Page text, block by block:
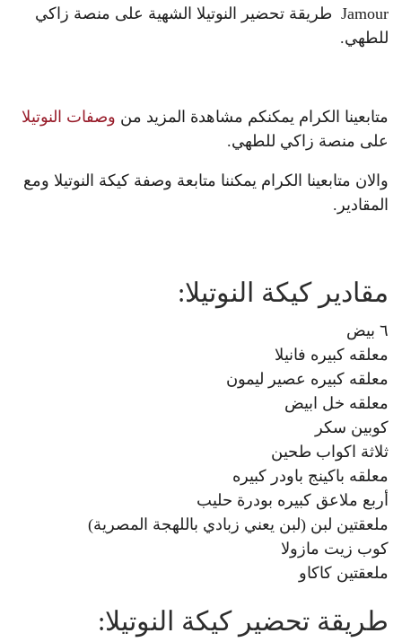
Jamour طريقة تحضير النوتيلا الشهية على منصة زاكي
للطهي.
متابعينا الكرام يمكنكم مشاهدة المزيد من وصفات النوتيلا
على منصة زاكي للطهي.
والان متابعينا الكرام يمكننا متابعة وصفة كيكة النوتيلا ومع
المقادير.
مقادير كيكة النوتيلا:
٦ بيض
معلقه كبيره فانيلا
معلقه كبيره عصير ليمون
معلقه خل ابيض
كوبين سكر
ثلاثة اكواب طحين
معلقه باكينج باودر كبيره
أربع ملاعق كبيره بودرة حليب
ملعقتين لبن (لبن يعني زبادي باللهجة المصرية)
كوب زيت مازولا
ملعقتين كاكاو
طريقة تحضير كيكة النوتيلا: